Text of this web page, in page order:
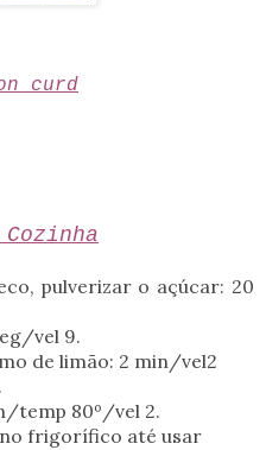
curd
pulverizar o açúcar: 20
vel 9.
de limão: 2 min/vel2
temp 80º/vel 2.
frigorífico até usar